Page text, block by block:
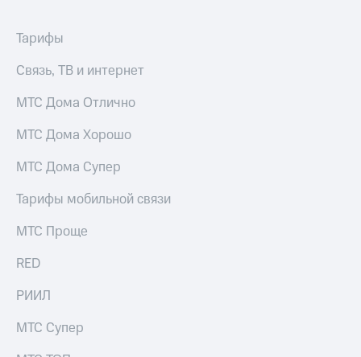
Финансы
Детям
и родителям
Здоровье
и фитнес
Приложения
КИОН
Мой
МТС
Все
доход
Страхование
на связь
С картой
Тарифы
Связь, ТВ и интернет
МТС Дома Отлично
МТС Дома Хорошо
МТС Дома Супер
Тарифы мобильной связи
МТС Проще
RED
РИИЛ
МТС Супер